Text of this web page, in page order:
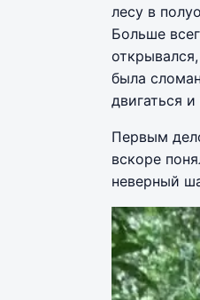
лесу в
Больше
была
двигаться
Первым
вскоре
неверный